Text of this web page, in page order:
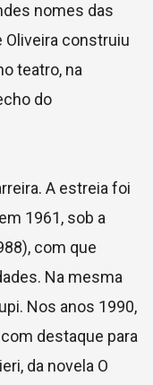
nomes das
Oliveira construiu
teatro, na
do
A estreia foi
1961, sob a
com que
Na mesma
Nos anos 1990,
destaque para
da novela O